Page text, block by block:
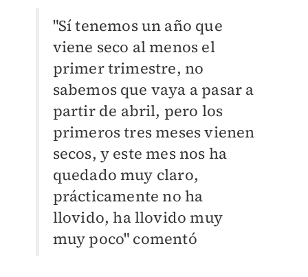
"Sí tenemos un año que
viene seco al menos el
primer trimestre, no
sabemos que vaya a pasar a
partir de abril, pero los
primeros tres meses vienen
secos, y este mes nos ha
quedado muy claro,
prácticamente no ha
llovido, ha llovido muy
muy poco" comentó